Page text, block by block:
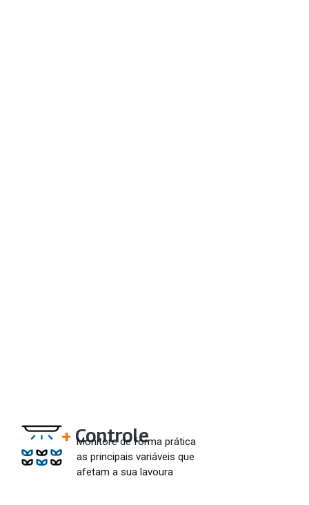
+ Controle
Monitore de forma prática
as principais variáveis que
afetam a sua lavoura